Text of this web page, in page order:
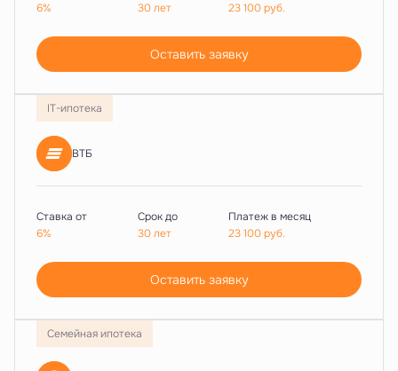
6%
30 лет
23 100руб.
Оставить заявку
IT-ипотека
ВТБ
Ставка от
6%
Срок до
30 лет
Платеж в месяц
23 100руб.
Оставить заявку
Семейная ипотека